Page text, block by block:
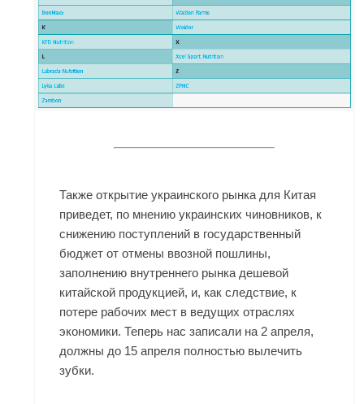
Также открытие украинского рынка для Китая
приведет, по мнению украинских чиновников, к
снижению поступлений в государственный
бюджет от отмены ввозной пошлины,
заполнению внутреннего рынка дешевой
китайской продукцией, и, как следствие, к
потере рабочих мест в ведущих отраслях
экономики. Теперь нас записали на 2 апреля,
должны до 15 апреля полностью вылечить
зубки.